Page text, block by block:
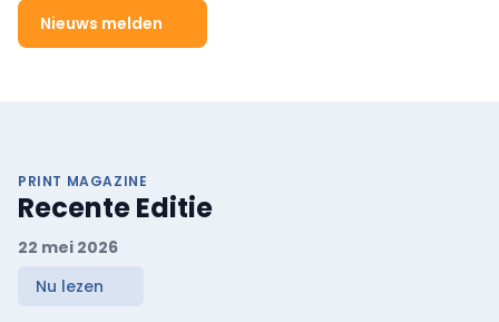
Nieuws melden
PRINT MAGAZINE
Recente Editie
22 mei 2026
Nu lezen